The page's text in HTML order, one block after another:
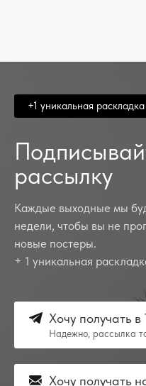
+1 уникальная
рассылку
Каждые выходные мы
недели, чтобы вы не
новые постеры.
+ 1 уникальная
Хочу получать в
Надежно, рассылка
Хочу получать